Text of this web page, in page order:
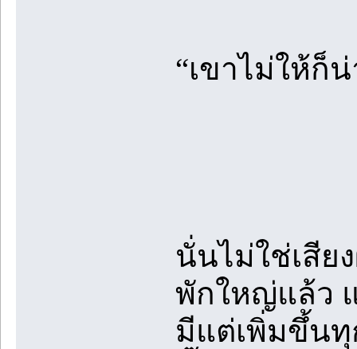
“เขาไม่ให้ก็
นั่นไม่ใช่เสีย
พักใหญ่แล้ว
มีแต่เพิ่มขึ้น